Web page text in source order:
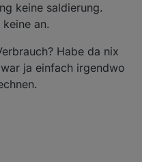
keine saldierung.
an.
Habe da nix
ja einfach irgendwo